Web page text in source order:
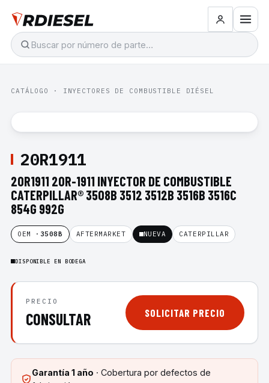
CATÁLOGO · INYECTORES DE COMBUSTIBLE DIÉSEL
20R1911
20R1911 20R-1911 INYECTOR DE COMBUSTIBLE
CATERPILLAR® 3508B 3512 3512B 3516B 3516C
854G 992G
OEM · 3508B AFTERMARKET NUEVA CATERPILLAR
DISPONIBLE EN BODEGA
PRECIO
CONSULTAR SOLICITAR PRECIO
Garantía 1 año · Cobertura por defectos de